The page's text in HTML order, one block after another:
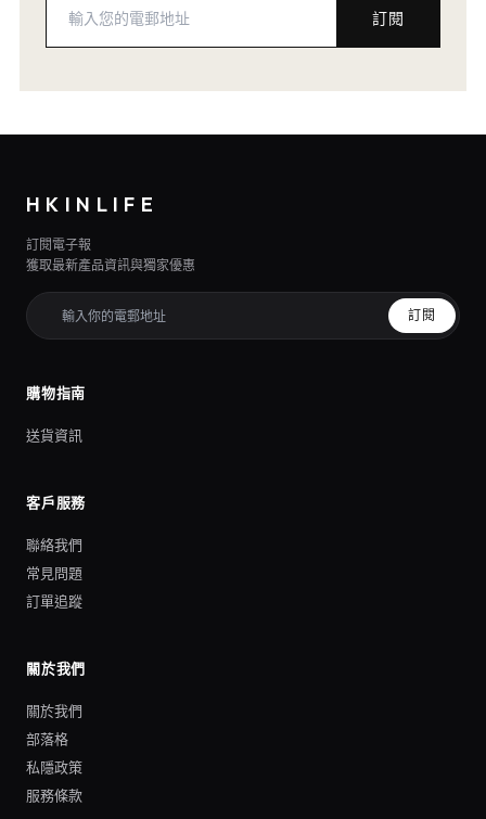
訂閱
HKINLIFE
訂閱電子報
獲取最新產品資訊與獨家優惠
訂閱
購物指南
送貨資訊
客戶服務
聯絡我們
常見問題
訂單追蹤
關於我們
關於我們
部落格
私隱政策
服務條款